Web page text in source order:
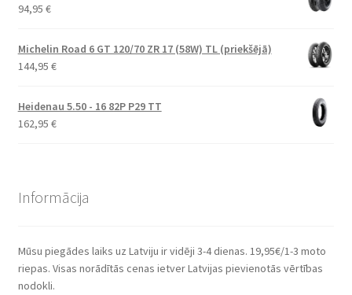
94,95 €
Michelin Road 6 GT 120/70 ZR 17 (58W) TL (priekšējā)
144,95 €
Heidenau 5.50 - 16 82P P29 TT
162,95 €
Informācija
Mūsu piegādes laiks uz Latviju ir vidēji 3-4 dienas. 19,95€/1-3 moto
riepas. Visas norādītās cenas ietver Latvijas pievienotās vērtības
nodokli.